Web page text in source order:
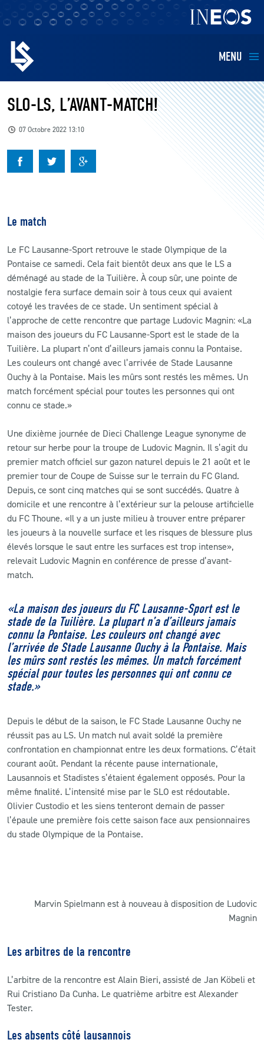
MENU
EQUIPES
BILLETTERIE
FANS
BUSINESS
RESTAURATION
CLUB
CONTACT
ACTUALITÉS
LS E-SHOP
L’APP DU LS
MATCH DES CELEBRITES
PRESSE ET MEDIAS
SLO-LS, L’AVANT-MATCH!
07 Octobre 2022 13:10
Le match
Le FC Lausanne-Sport retrouve le stade Olympique de la
Pontaise ce samedi. Cela fait bientôt deux ans que le LS a
déménagé au stade de la Tuilière. À coup sûr, une pointe de
nostalgie fera surface demain soir à tous ceux qui avaient
cotoyé les travées de ce stade. Un sentiment spécial à
l’approche de cette rencontre que partage Ludovic Magnin: «La
maison des joueurs du FC Lausanne-Sport est le stade de la
Tuilière. La plupart n’ont d’ailleurs jamais connu la Pontaise.
Les couleurs ont changé avec l’arrivée de Stade Lausanne
Ouchy à la Pontaise. Mais les mûrs sont restés les mêmes. Un
match forcément spécial pour toutes les personnes qui ont
connu ce stade.»
Une dixième journée de Dieci Challenge League synonyme de
retour sur herbe pour la troupe de Ludovic Magnin. Il s’agit du
premier match officiel sur gazon naturel depuis le 21 août et le
premier tour de Coupe de Suisse sur le terrain du FC Gland.
Depuis, ce sont cinq matches qui se sont succédés. Quatre à
domicile et une rencontre à l’extérieur sur la pelouse artificielle
du FC Thoune. «Il y a un juste milieu à trouver entre préparer
les joueurs à la nouvelle surface et les risques de blessure plus
élevés lorsque le saut entre les surfaces est trop intense»,
relevait Ludovic Magnin en conférence de presse d’avant-
match.
«La maison des joueurs du FC Lausanne-Sport est le
stade de la Tuilière. La plupart n’a d’ailleurs jamais
connu la Pontaise. Les couleurs ont changé avec
l’arrivée de Stade Lausanne Ouchy à la Pontaise. Mais
les mûrs sont restés les mêmes. Un match forcément
spécial pour toutes les personnes qui ont connu ce
stade.»
Depuis le début de la saison, le FC Stade Lausanne Ouchy ne
réussit pas au LS. Un match nul avait soldé la première
confrontation en championnat entre les deux formations. C’était
courant août. Pendant la récente pause internationale,
Lausannois et Stadistes s’étaient également opposés. Pour la
même finalité. L’intensité mise par le SLO est rédoutable.
Olivier Custodio et les siens tenteront demain de passer
l’épaule une première fois cette saison face aux pensionnaires
du stade Olympique de la Pontaise.
Marvin Spielmann est à nouveau à disposition de Ludovic
Magnin
Les arbitres de la rencontre
L’arbitre de la rencontre est Alain Bieri, assisté de Jan Köbeli et
Rui Cristiano Da Cunha. Le quatrième arbitre est Alexander
Tester.
Les absents côté lausannois